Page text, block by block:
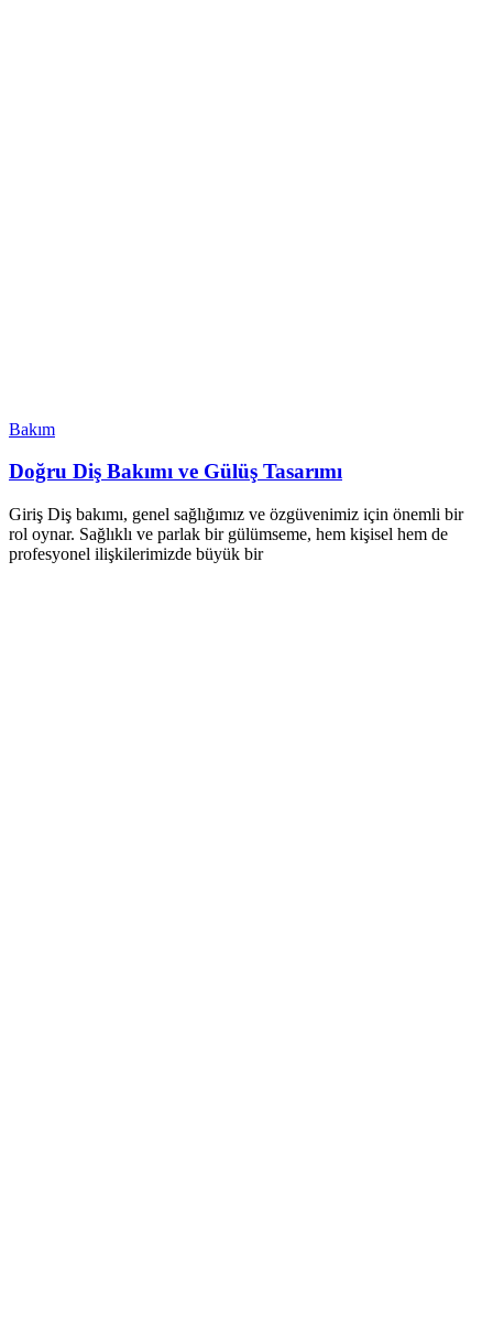
Bakım
Doğru Diş Bakımı ve Gülüş Tasarımı
Giriş Diş bakımı, genel sağlığımız ve özgüvenimiz için önemli bir
rol oynar. Sağlıklı ve parlak bir gülümseme, hem kişisel hem de
profesyonel ilişkilerimizde büyük bir